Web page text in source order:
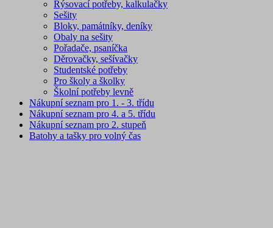
Rýsovací potřeby, kalkulačky
Sešity
Bloky, památníky, deníky
Obaly na sešity
Pořadače, psaníčka
Děrovačky, sešívačky
Studentské potřeby
Pro školy a školky
Školní potřeby levně
Nákupní seznam pro 1. - 3. třídu
Nákupní seznam pro 4. a 5. třídu
Nákupní seznam pro 2. stupeň
Batohy a tašky pro volný čas